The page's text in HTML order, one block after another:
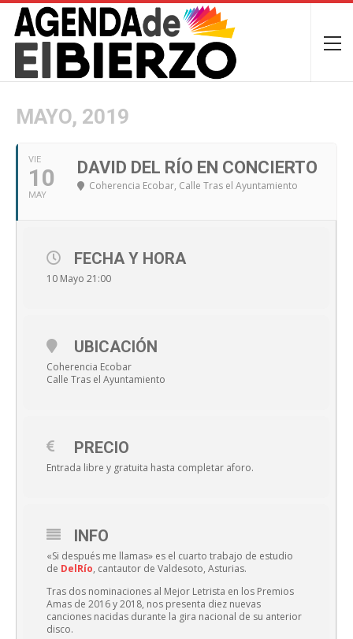
MAYO, 2019
VIE
10
MAY
DAVID DEL RÍO EN CONCIERTO
Coherencia Ecobar, Calle Tras el Ayuntamiento
FECHA Y HORA
10 Mayo 21:00
UBICACIÓN
Coherencia Ecobar
Calle Tras el Ayuntamiento
PRECIO
Entrada libre y gratuita hasta completar aforo.
INFO
«Si después me llamas» es el cuarto trabajo de estudio
de DelRío, cantautor de Valdesoto, Asturias.
Tras dos nominaciones al Mejor Letrista en los Premios
Amas de 2016 y 2018, nos presenta diez nuevas
canciones nacidas durante la gira nacional de su anterior
disco.